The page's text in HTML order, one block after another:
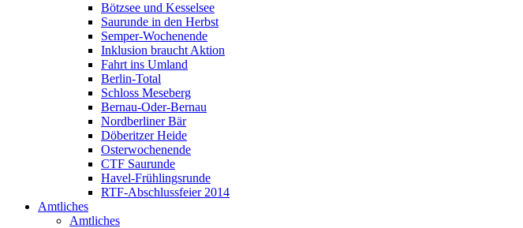
Bötzsee und Kesselsee
Saurunde in den Herbst
Semper-Wochenende
Inklusion braucht Aktion
Fahrt ins Umland
Berlin-Total
Schloss Meseberg
Bernau-Oder-Bernau
Nordberliner Bär
Döberitzer Heide
Osterwochenende
CTF Saurunde
Havel-Frühlingsrunde
RTF-Abschlussfeier 2014
Amtliches
Amtliches